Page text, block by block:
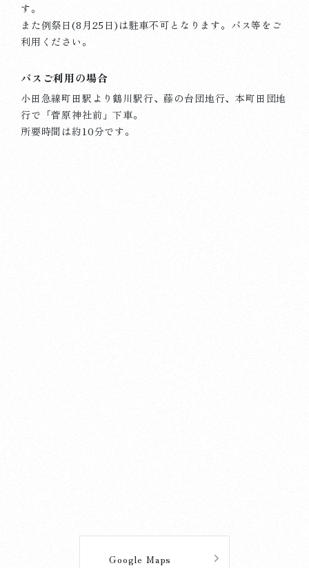
2025.05.06 杜のことづて
070325 3月30日のご祈祷受付について
詳しく見る
す。
また例祭日(8月25日)は駐車不可となります。 バス等をご
利用ください。
バスご利用の場合
小田急線町田駅より鶴川駅行、藤の台団地行、本町田団地
行で「菅原神社前」下車。
所要時間は約10分です。
Google Maps